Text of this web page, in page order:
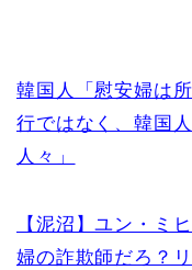
韓国人「慰安婦は
行ではなく、韓国
人々」
【泥沼】ユン・ミ
婦の詐欺師だろ？